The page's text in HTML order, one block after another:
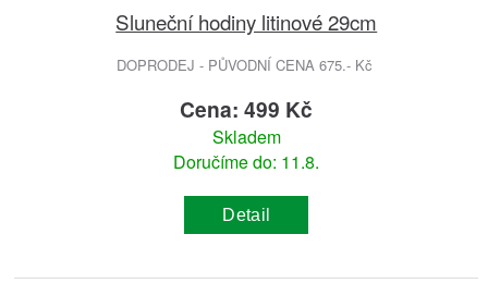
Sluneční hodiny litinové 29cm
DOPRODEJ - PŮVODNÍ CENA 675.- Kč
Cena: 499 Kč
Skladem
Doručíme do: 11.8.
Detail